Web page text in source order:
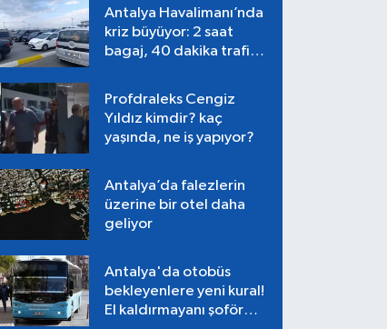
Antalya Havalimanı’nda
kriz büyüyor: 2 saat
bagaj, 40 dakika trafik,
Profdraleks Cengiz
Yıldız kimdir? kaç
yaşında, ne iş yapıyor?
Antalya’da falezlerin
üzerine bir otel daha
geliyor
Antalya'da otobüs
bekleyenlere yeni kural!
El kaldırmayanı şoför